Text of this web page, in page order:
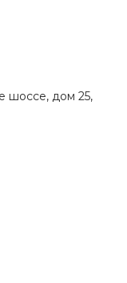
шоссе, дом 25,